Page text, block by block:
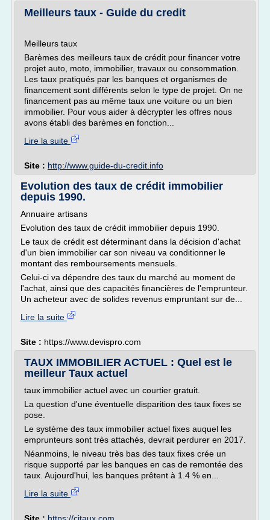
Meilleurs taux - Guide du credit
Meilleurs taux
Barèmes des meilleurs taux de crédit pour financer votre
projet auto, moto, immobilier, travaux ou consommation.
Les taux pratiqués par les banques et organismes de
financement sont différents selon le type de projet. On ne
financement pas au même taux une voiture ou un bien
immobilier. Pour vous aider à décrypter les offres nous
avons établi des barèmes en fonction...
Lire la suite
Site : http://www.guide-du-credit.info
Evolution des taux de crédit immobilier
depuis 1990.
Annuaire artisans
Evolution des taux de crédit immobilier depuis 1990.
Le taux de crédit est déterminant dans la décision d'achat
d'un bien immobilier car son niveau va conditionner le
montant des remboursements mensuels.
Celui-ci va dépendre des taux du marché au moment de
l'achat, ainsi que des capacités financières de l'emprunteur.
Un acheteur avec de solides revenus empruntant sur de...
Lire la suite
Site : https://www.devispro.com
TAUX IMMOBILIER ACTUEL : Quel est le
meilleur Taux actuel
taux immobilier actuel avec un courtier gratuit.
La question d'une éventuelle disparition des taux fixes se
pose.
Le système des taux immobilier actuel fixes auquel les
emprunteurs sont très attachés, devrait perdurer en 2017.
Néanmoins, le niveau très bas des taux fixes crée un
risque supporté par les banques en cas de remontée des
taux. Aujourd'hui, les banques prêtent à 1.4 % en...
Lire la suite